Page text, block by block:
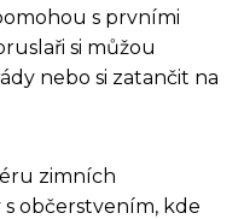
s prvními
si můžou
nebo si zatančit na
zimních
občerstvením, kde